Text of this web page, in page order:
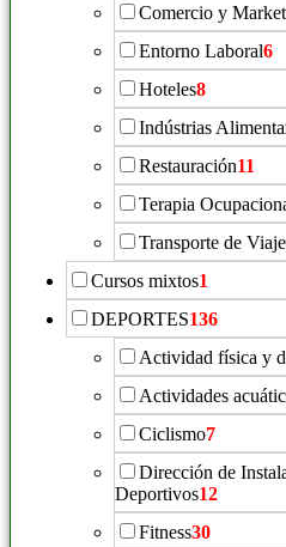
Comercio y
Entorno Laboral6
Hoteles8
Indústrias
Restauración11
Terapia
Transporte de
Cursos mixtos1
DEPORTES136
Actividad física y
Actividades
Ciclismo7
Dirección de
Deportivos12
Fitness30